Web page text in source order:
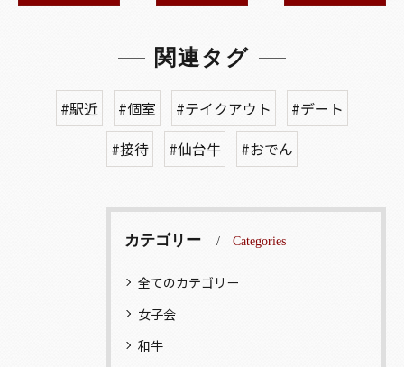
関連タグ
#駅近 #個室 #テイクアウト
#デート
#接待
#仙台牛 #おでん
カテゴリー Categories
全てのカテゴリー
女子会
和牛